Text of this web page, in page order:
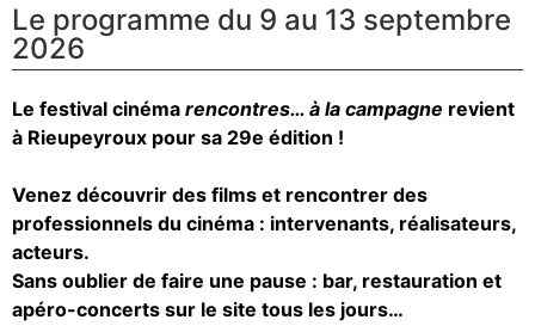
Le programme du 9 au 13 septembre
2026
Le festival cinéma rencontres… à la campagne revient
à Rieupeyroux pour sa 29e édition !
Venez découvrir des films et rencontrer des
professionnels du cinéma : intervenants, réalisateurs,
acteurs.
Sans oublier de faire une pause : bar, restauration et
apéro-concerts sur le site tous les jours…